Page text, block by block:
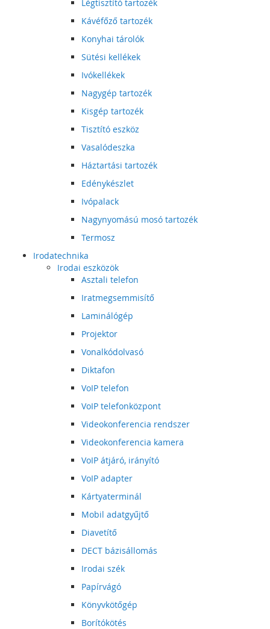
Légtisztító tartozék
Kávéfőző tartozék
Konyhai tárolók
Sütési kellékek
Ivókellékek
Nagygép tartozék
Kisgép tartozék
Tisztító eszköz
Vasalódeszka
Háztartási tartozék
Edénykészlet
Ivópalack
Nagynyomású mosó tartozék
Termosz
Irodatechnika
Irodai eszközök
Asztali telefon
Iratmegsemmisítő
Laminálógép
Projektor
Vonalkódolvasó
Diktafon
VoIP telefon
VoIP telefonközpont
Videokonferencia rendszer
Videokonferencia kamera
VoIP átjáró, irányító
VoIP adapter
Kártyaterminál
Mobil adatgyűjtő
Diavetítő
DECT bázisállomás
Irodai szék
Papírvágó
Könyvkötőgép
Borítókötés